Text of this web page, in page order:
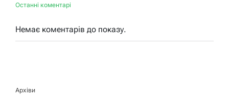
Останні коментарі
Немає коментарів до показу.
Архіви